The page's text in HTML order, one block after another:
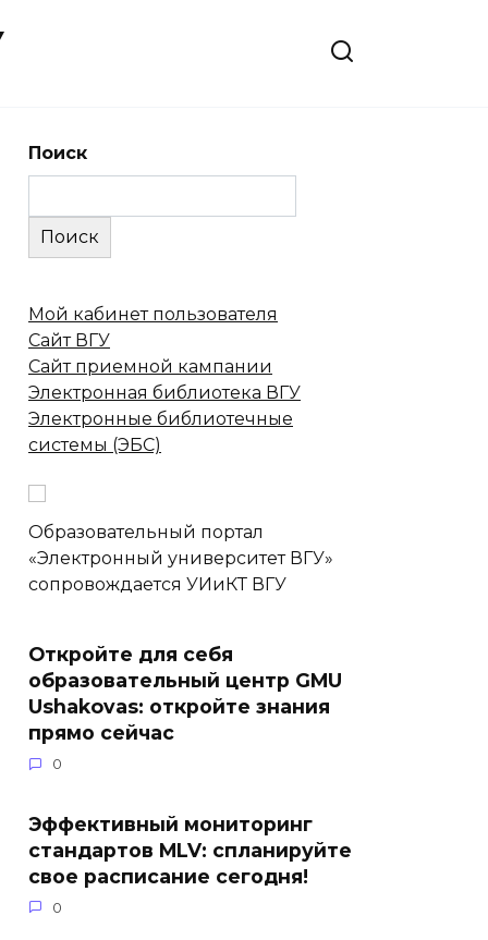
Поиск
Поиск
Мой кабинет пользователя
Сайт ВГУ
Сайт приемной кампании
Электронная библиотека ВГУ
Электронные библиотечные
системы (ЭБС)
Образовательный портал
«Электронный университет ВГУ»
сопровождается УИиКТ ВГУ
Откройте для себя
образовательный центр GMU
Ushakovas: откройте знания
прямо сейчас
0
Эффективный мониторинг
стандартов MLV: спланируйте
свое расписание сегодня!
0